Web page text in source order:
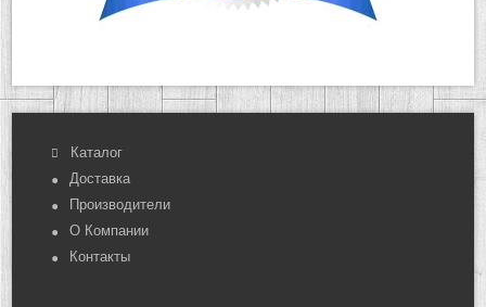
Каталог
Доставка
Производители
О Компании
Контакты